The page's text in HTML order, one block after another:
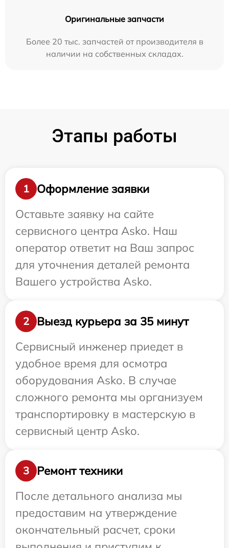
Оригинальные запчасти
Более 20 тыс. запчастей от производителя в
наличии на собственных складах.
Этапы работы
1
Оформление заявки
Оставьте заявку на сайте
сервисного центра Asko. Наш
оператор ответит на Ваш запрос
для уточнения деталей ремонта
Вашего устройства Asko.
2
Выезд курьера за 35 минут
Сервисный инженер приедет в
удобное время для осмотра
оборудования Asko. В случае
сложного ремонта мы организуем
транспортировку в мастерскую в
сервисный центр Asko.
3
Ремонт техники
После детального анализа мы
предоставим на утверждение
окончательный расчет, сроки